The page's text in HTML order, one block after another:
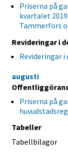
Priserna på
kvartalet
Tammerfors
Revideringar i
Revideringar
augusti
Priserna på
Tabeller
Tabellbilagor